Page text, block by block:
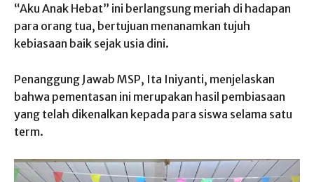
“Aku Anak Hebat” ini berlangsung meriah di hadapan
para orang tua, bertujuan menanamkan tujuh
kebiasaan baik sejak usia dini.
Penanggung Jawab MSP, Ita Iniyanti, menjelaskan
bahwa pementasan ini merupakan hasil pembiasaan
yang telah dikenalkan kepada para siswa selama satu
term.